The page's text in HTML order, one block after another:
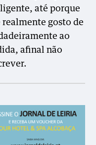
até porque
gosto de
ao
afinal não